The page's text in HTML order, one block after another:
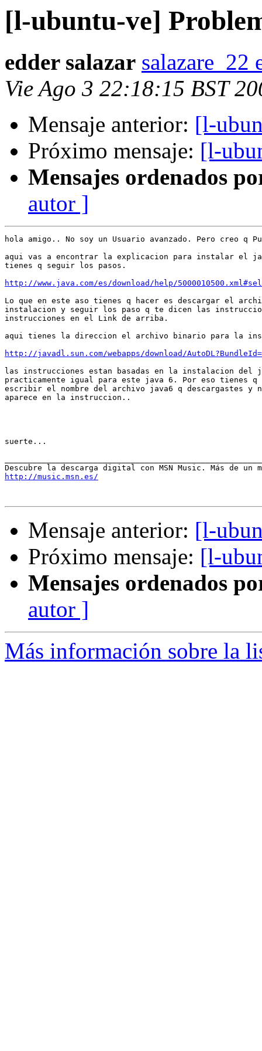
[l-ubuntu-ve]
edder salazar salazare_22
Vie Ago 3 22:18:15 BST
Mensaje anterior: [l-
Próximo mensaje: [l-
Mensajes ordenados
autor ]
hola amigo.. No soy un Usuario avanzado. Pero creo q
aqui vas a encontrar la explicacion para instalar el
tienes q seguir los pasos.
http://www.java.com/es/download/help/
Lo que en este aso tienes q hacer es descargar el
instalacion y seguir los paso q te dicen las
instrucciones en el Link de arriba.
aqui tienes la direccion el archivo binario para la
http://javadl.sun.com/webapps/download/
las instrucciones estan basadas en la instalacion del
practicamente igual para este java 6. Por eso tienes
escribir el nombre del archivo java6 q descargastes
aparece en la instruccion..
suerte...
http://music.msn.es/
Mensaje anterior: [l-
Próximo mensaje: [l-
Mensajes ordenados
autor ]
Más información sobre la